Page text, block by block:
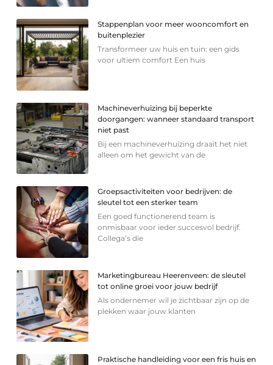
Stappenplan voor meer wooncomfort en
buitenplezier
Transformeer uw huis en tuin: een gids
voor ultiem comfort Een huis
Machineverhuizing bij beperkte
doorgangen: wanneer standaard transport
niet past
Bij een machineverhuizing draait het niet
alleen om het gewicht van de
Groepsactiviteiten voor bedrijven: de
sleutel tot een sterker team
Een goed functionerend team is
onmisbaar voor ieder succesvol bedrijf.
Collega’s die
Marketingbureau Heerenveen: de sleutel
tot online groei voor jouw bedrijf
Als ondernemer wil je zichtbaar zijn op de
plekken waar jouw klanten
Praktische handleiding voor een fris huis en